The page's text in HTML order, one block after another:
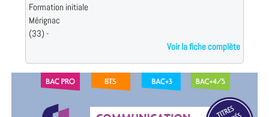
Formation initiale
Mérignac
(33) -
Voir la fiche complète